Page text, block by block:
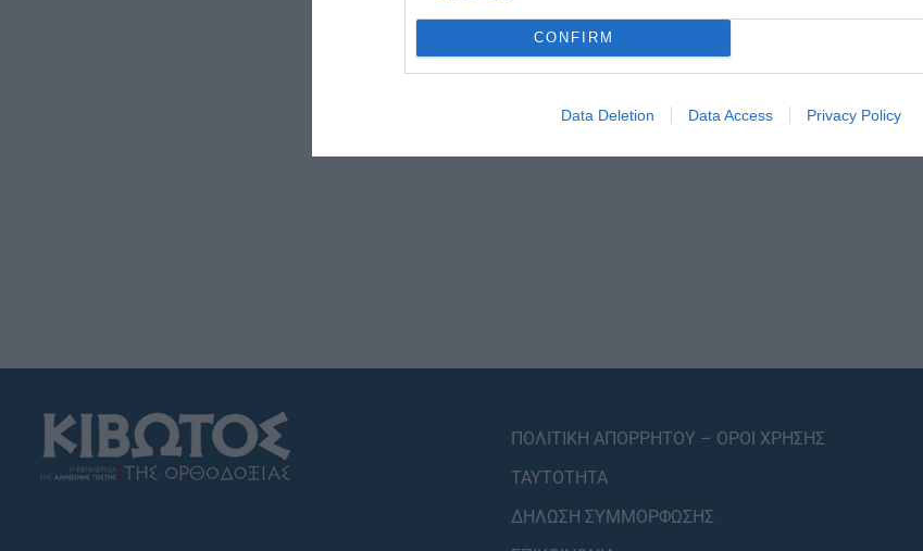
CONFIRM
Data Deletion Data Access Privacy Policy
ΠΟΛΙΤΙΚΗ ΑΠΟΡΡΗΤΟΥ – ΟΡΟΙ ΧΡΗΣΗΣ
ΤΑΥΤΟΤΗΤΑ
ΔΗΛΩΣΗ ΣΥΜΜΟΡΦΩΣΗΣ